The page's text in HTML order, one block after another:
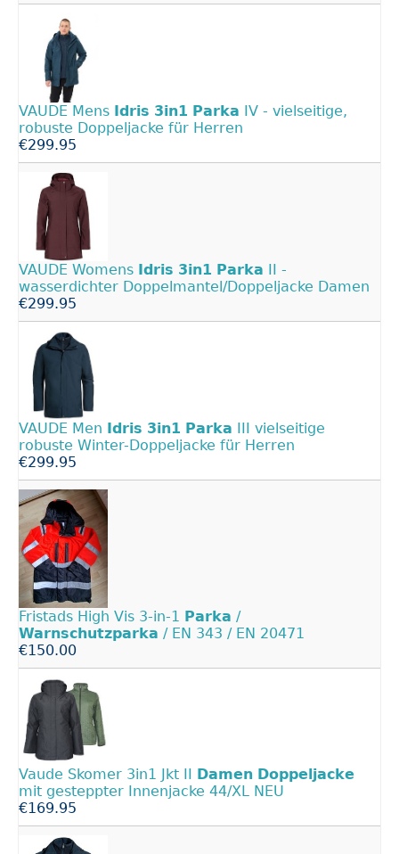
VAUDE Mens Idris 3in1 Parka IV - vielseitige,
robuste Doppeljacke für Herren
€299.95
VAUDE Womens Idris 3in1 Parka II -
wasserdichter Doppelmantel/Doppeljacke Damen
€299.95
VAUDE Men Idris 3in1 Parka III vielseitige
robuste Winter-Doppeljacke für Herren
€299.95
Fristads High Vis 3-in-1 Parka /
Warnschutzparka / EN 343 / EN 20471
€150.00
Vaude Skomer 3in1 Jkt II Damen Doppeljacke
mit gesteppter Innenjacke 44/XL NEU
€169.95